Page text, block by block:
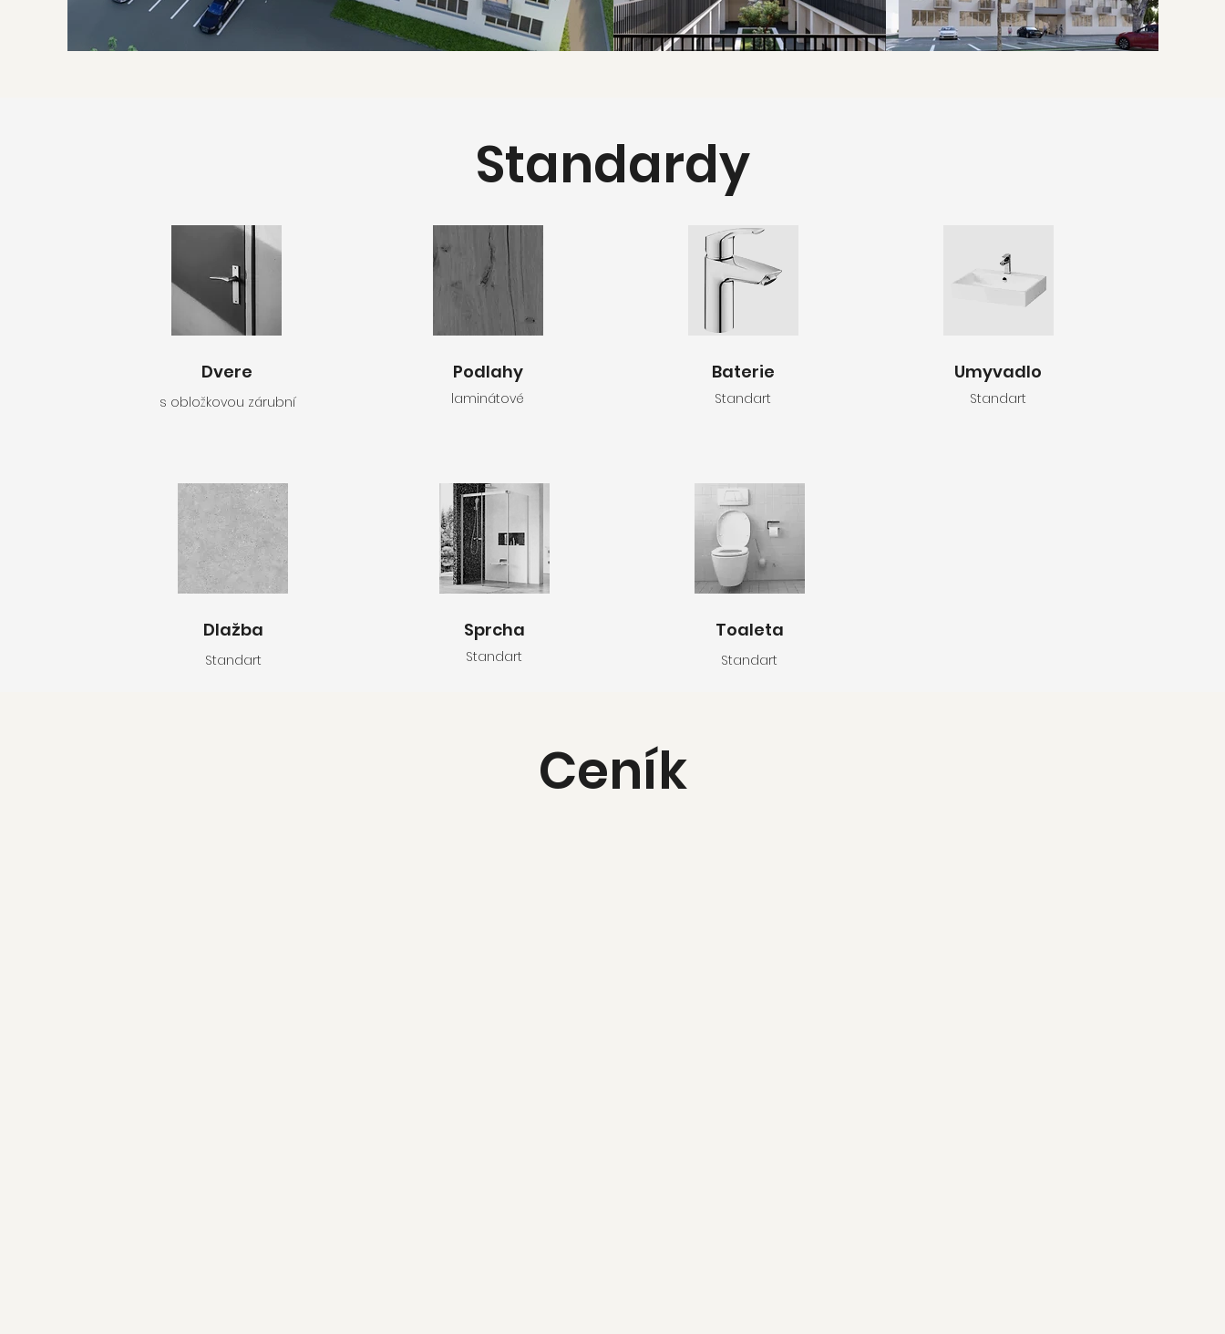
Standardy
Dvere
s obložkovou zárubní
Dlažba
Standart
Podlahy
laminátové
Sprcha
Standart
Baterie
Standart
Umyvadlo
Standart
Toaleta
Standart
Ceník